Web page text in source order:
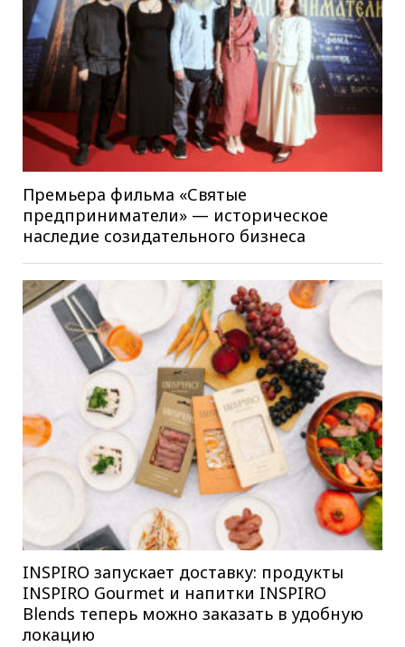
Премьера фильма «Святые
предприниматели» — историческое
наследие созидательного бизнеса
INSPIRO запускает доставку: продукты
INSPIRO Gourmet и напитки INSPIRO
Blends теперь можно заказать в удобную
локацию